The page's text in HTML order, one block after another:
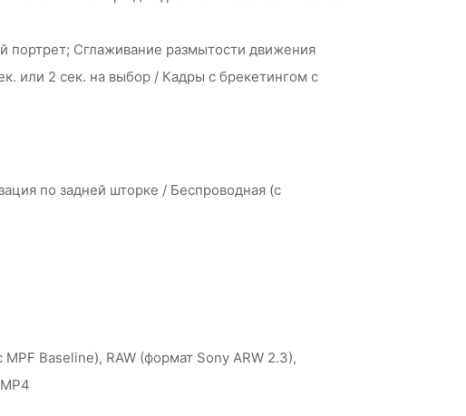
портрет; Сглаживание размытости движения
или 2 сек. на выбор / Кадры с брекетингом с
по задней шторке / Беспроводная (с
Baseline), RAW (формат Sony ARW 2.3),